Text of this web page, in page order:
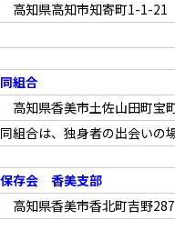
高知県高知市知寄町1-1-21
組合
高知県香美市土佐山田町宝
組合は、独身者の出会い
存会 香美支部
高知県香美市香北町吉野